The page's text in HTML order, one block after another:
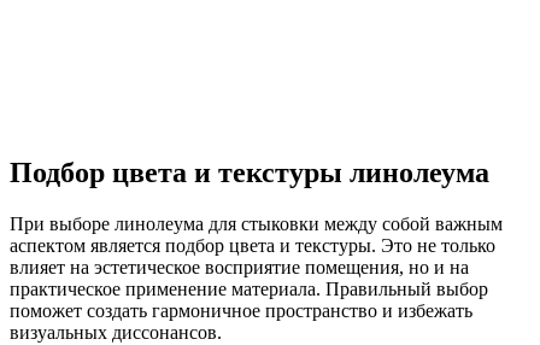
Подбор цвета и текстуры линолеума
При выборе линолеума для стыковки между собой важным
аспектом является подбор цвета и текстуры. Это не только
влияет на эстетическое восприятие помещения, но и на
практическое применение материала. Правильный выбор
поможет создать гармоничное пространство и избежать
визуальных диссонансов.